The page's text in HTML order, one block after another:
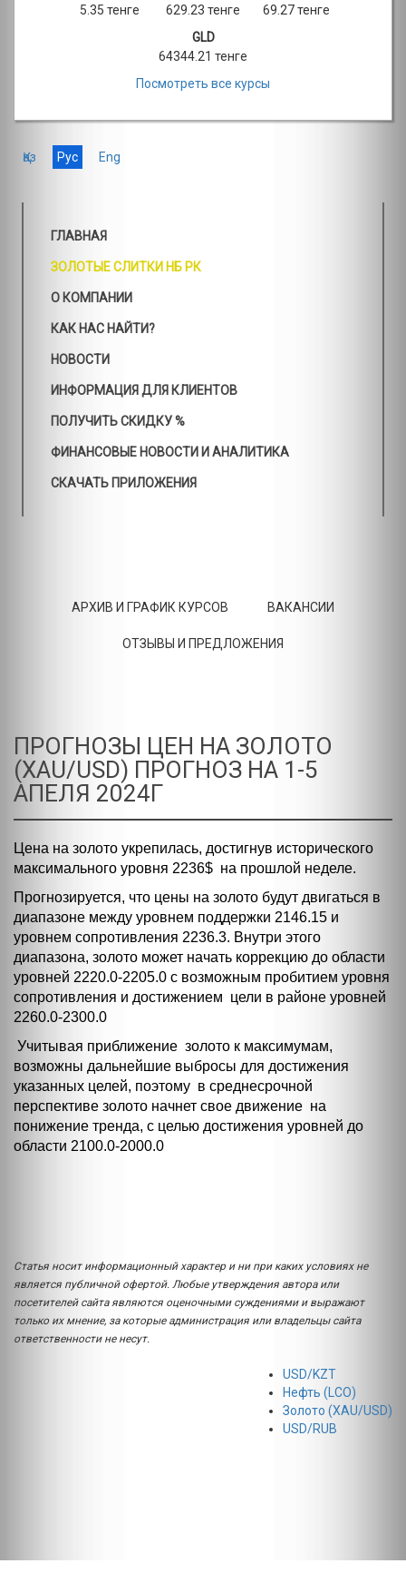
5.35 тенге
629.23 тенге
69.27 тенге
GLD
64344.21 тенге
Посмотреть все курсы
Қаз Рус Eng
ГЛАВНАЯ
ЗОЛОТЫЕ СЛИТКИ НБ РК
О КОМПАНИИ
КАК НАС НАЙТИ?
НОВОСТИ
ИНФОРМАЦИЯ ДЛЯ КЛИЕНТОВ
ПОЛУЧИТЬ СКИДКУ %
ФИНАНСОВЫЕ НОВОСТИ И АНАЛИТИКА
СКАЧАТЬ ПРИЛОЖЕНИЯ
АРХИВ И ГРАФИК КУРСОВ ВАКАНСИИ
ОТЗЫВЫ И ПРЕДЛОЖЕНИЯ
ПРОГНОЗЫ ЦЕН НА ЗОЛОТО
(XAU/USD) ПРОГНОЗ НА 1-5
АПЕЛЯ 2024Г
Цена на золото укрепилась, достигнув исторического
максимального уровня 2236$ на прошлой неделе.
Прогнозируется, что цены на золото будут двигаться в
диапазоне между уровнем поддержки 2146.15 и
уровнем сопротивления 2236.3. Внутри этого
диапазона, золото может начать коррекцию до области
уровней 2220.0-2205.0 с возможным пробитием уровня
сопротивления и достижением цели в районе уровней
2260.0-2300.0
Учитывая приближение золото к максимумам,
возможны дальнейшие выбросы для достижения
указанных целей, поэтому в среднесрочной
перспективе золото начнет свое движение на
понижение тренда, c целью достижения уровней до
области 2100.0-2000.0
Статья носит информационный характер и ни при каких условиях не
является публичной офертой. Любые утверждения автора или
посетителей сайта являются оценочными суждениями и выражают
только их мнение, за которые администрация или владельцы сайта
ответственности не несут.
USD/KZT
Нефть (LCO)
Золото (XAU/USD)
USD/RUB